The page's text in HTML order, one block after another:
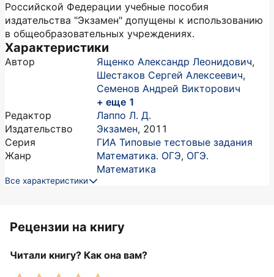
Российской Федерации учебные пособия
издательства "Экзамен" допущены к использованию
в общеобразовательных учреждениях.
Характеристики
Автор Ященко Александр Леонидович,
Шестаков Сергей Алексеевич,
Семенов Андрей Викторович
+ еще 1
Редактор
Лаппо Л. Д.
Издательство
Экзамен, 2011
Серия
ГИА Типовые тестовые задания
Жанр
Математика. ОГЭ, ОГЭ.
Математика
Все характеристики
Рецензии на книгу
Читали книгу? Как она вам?